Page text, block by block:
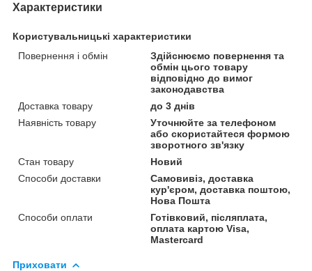
Характеристики
Користувальницькі характеристики
Повернення і обмін
Здійснюємо повернення та
обмін цього товару
відповідно до вимог
законодавства
Доставка товару
до 3 днів
Наявність товару
Уточнюйте за телефоном
або скористайтеся формою
зворотного зв'язку
Стан товару
Новий
Способи доставки
Самовивіз, доставка
кур'єром, доставка поштою,
Нова Пошта
Способи оплати
Готівковий, післяплата,
оплата картою Visa,
Mastercard
Приховати